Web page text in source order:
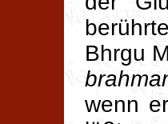
Bhrgu
wenn